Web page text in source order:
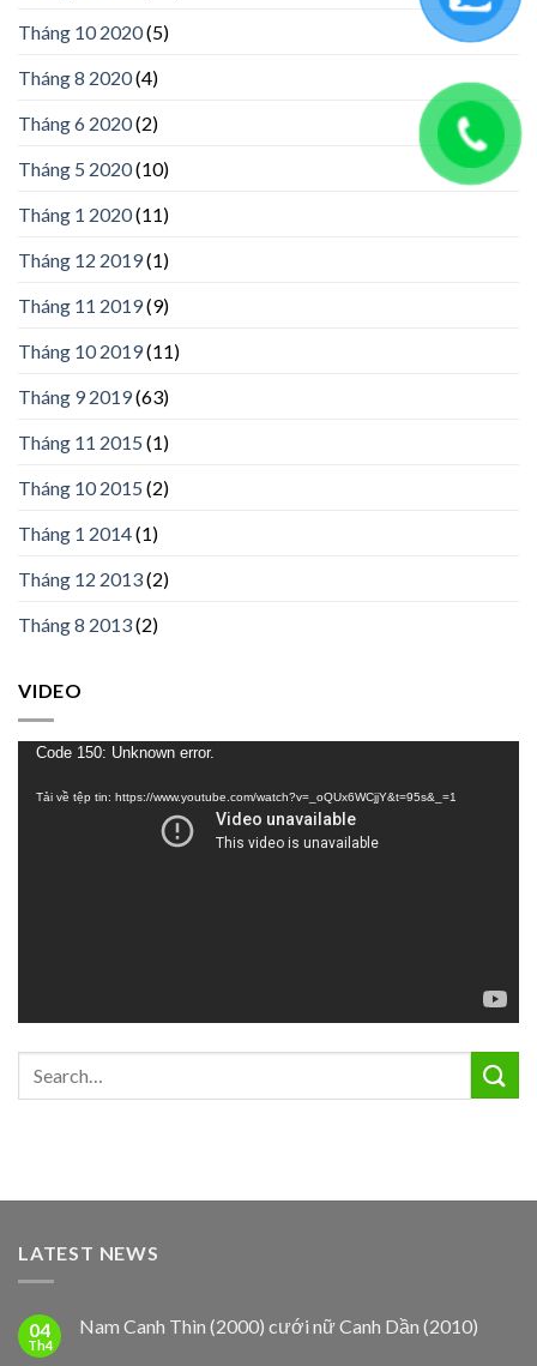
Tháng 10 2020(5)
Tháng 8 2020(4)
Tháng 6 2020(2)
Tháng 5 2020(10)
Tháng 1 2020(11)
Tháng 12 2019(1)
Tháng 11 2019(9)
Tháng 10 2019(11)
Tháng 9 2019(63)
Tháng 11 2015 (1)
Tháng 10 2015 (2)
Tháng 1 2014(1)
Tháng 12 2013(2)
Tháng 8 2013(2)
VIDEO
Trình
Code 150: Unknown error.
Tải về tệp tin: https://www.youtube.com/watch?v=_oQUx6WCjjY&t=95s&_=1
LATEST NEWS
04
Th4
Nam Canh Thìn (2000) cưới nữ Canh Dần (2010)